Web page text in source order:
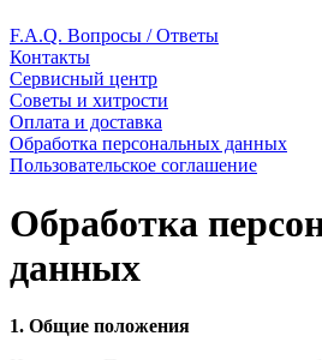
F.A.Q. Вопросы / Ответы
Контакты
Сервисный центр
Советы и хитрости
Оплата и доставка
Обработка персональных данных
Пользовательское соглашение
Обработка
данных
1. Общие положения